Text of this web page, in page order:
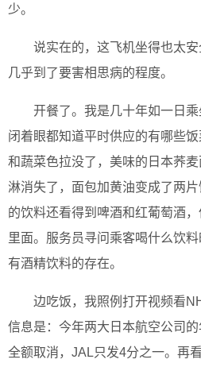
少。
说实在的，这飞机坐得也太
几乎到了要害相思病的程度。
开餐了。我是几十年如一日
闭着眼都知道平时供应的有哪些
和蔬菜色拉没了，美味的日本荞
淋消失了，面包加黄油变成了两
的饮料还看得到啤酒和红葡萄酒
里面。服务员寻问乘客喝什么饮
有酒精饮料的存在。
边吃饭，我照例打开视频看
信息是：今年两大日本航空公司
全额取消，JAL只发4分之一。再